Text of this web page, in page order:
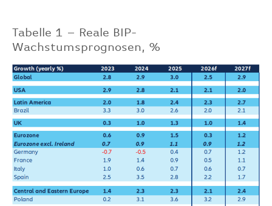
Tabelle 1 – Reale BIP-
Wachstumsprognosen, %